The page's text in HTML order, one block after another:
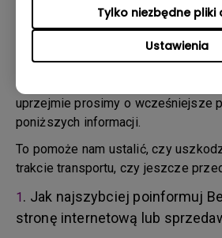
Ustawienia
Tylko niezbędne pliki
usterkę, zostanie przydzielony
produktu.
4. Musisz odesłać produkt do BenQ,
skieruje Cię do Autoryzowanego
Twój produkt dotarł z uszkodzeniem
uprzejmie prosimy o wcześniejsze
poniższych informacji.
To pomoże nam ustalić, czy
trakcie transportu, czy jeszcze
1 . Jak najszybciej poinformuj
stronę internetową lub